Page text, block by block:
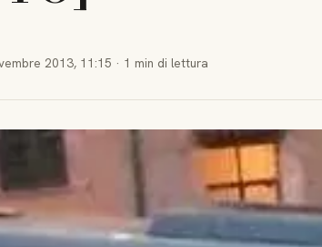
2013, 11:15 · 1 min di lettura